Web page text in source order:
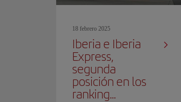
18 febrero 2025
Iberia e Iberia
Express,
segunda
posición en los
ranking...